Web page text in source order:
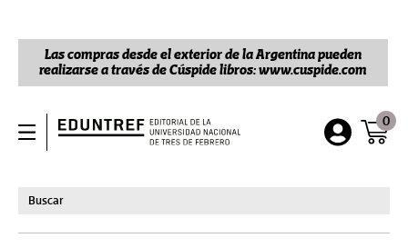
Las compras desde el exterior de la Argentina pueden
realizarse a través de Cúspide libros: www.cuspide.com
0